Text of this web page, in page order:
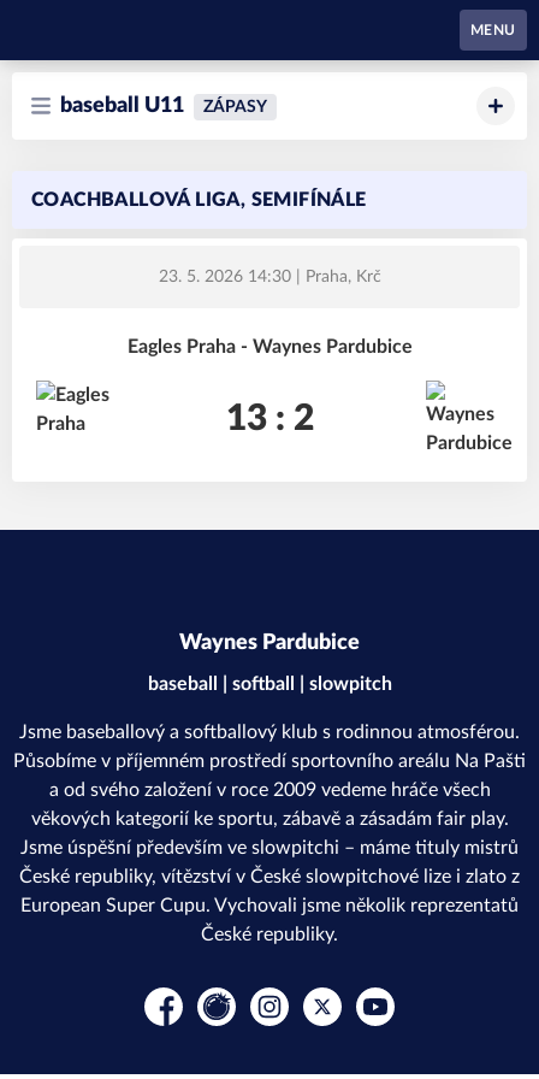
MENU
baseball U11 ZÁPASY
COACHBALLOVÁ LIGA, SEMIFÍNÁLE
23. 5. 2026 14:30| Praha, Krč
Eagles Praha - Waynes Pardubice
13 : 2
Waynes Pardubice
baseball | softball | slowpitch
Jsme baseballový a softballový klub s rodinnou atmosférou.
Působíme v příjemném prostředí sportovního areálu Na Pašti
a od svého založení v roce 2009 vedeme hráče všech
věkových kategorií ke sportu, zábavě a zásadám fair play.
Jsme úspěšní především ve slowpitchi – máme tituly mistrů
České republiky, vítězství v České slowpitchové lize i zlato z
European Super Cupu. Vychovali jsme několik reprezentatů
České republiky.
Facebook
Rajče InstagramPlatform X
YouTube